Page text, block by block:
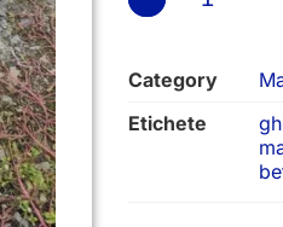
Category
Etichete